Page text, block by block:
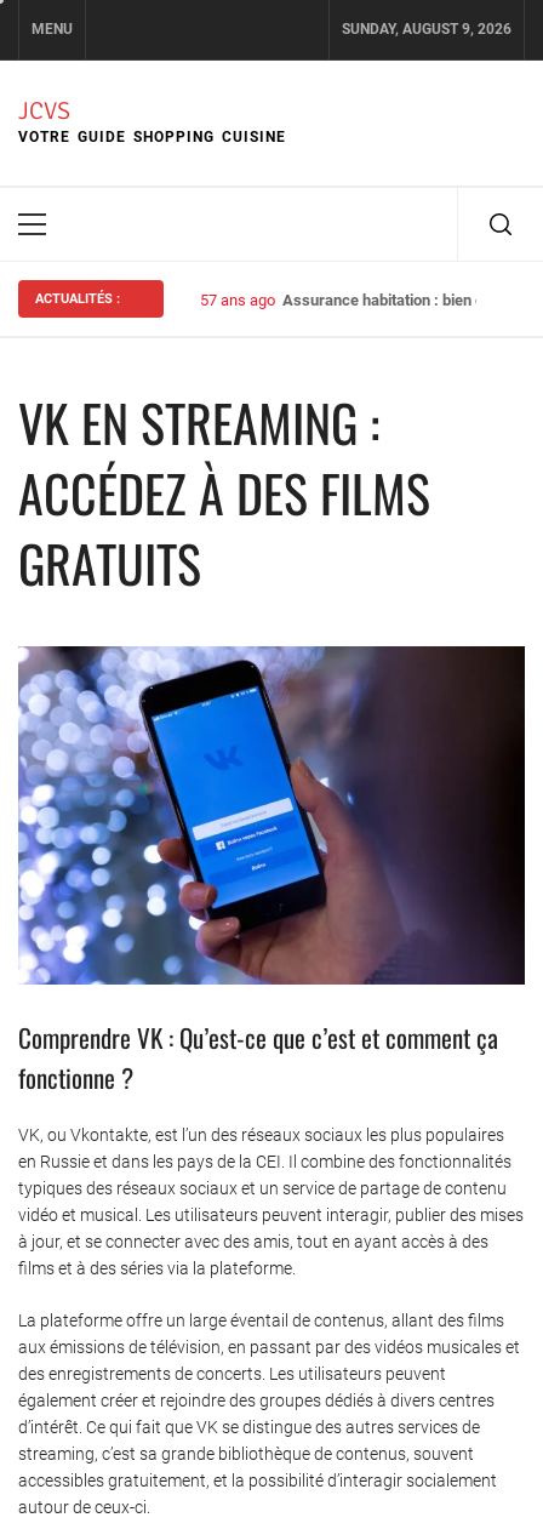
content
MENU SUNDAY, AUGUST 9, 2026
JCVS
VOTRE GUIDE SHOPPING CUISINE
Primary
ACTUALITÉS : 57 ans ago Assurance habitation : bien choisir
VK EN STREAMING :
ACCÉDEZ À DES FILMS
GRATUITS
Comprendre VK : Qu’est-ce que c’est et comment ça
fonctionne ?
VK, ou Vkontakte, est l’un des réseaux sociaux les plus populaires
en Russie et dans les pays de la CEI. Il combine des fonctionnalités
typiques des réseaux sociaux et un service de partage de contenu
vidéo et musical. Les utilisateurs peuvent interagir, publier des mises
à jour, et se connecter avec des amis, tout en ayant accès à des
films et à des séries via la plateforme.
La plateforme offre un large éventail de contenus, allant des films
aux émissions de télévision, en passant par des vidéos musicales et
des enregistrements de concerts. Les utilisateurs peuvent
également créer et rejoindre des groupes dédiés à divers centres
d’intérêt. Ce qui fait que VK se distingue des autres services de
streaming, c’est sa grande bibliothèque de contenus, souvent
accessibles gratuitement, et la possibilité d’interagir socialement
autour de ceux-ci.